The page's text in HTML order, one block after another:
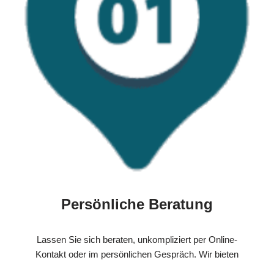
Persönliche Beratung
Lassen Sie sich beraten, unkompliziert per Online-
Kontakt oder im persönlichen Gespräch. Wir bieten